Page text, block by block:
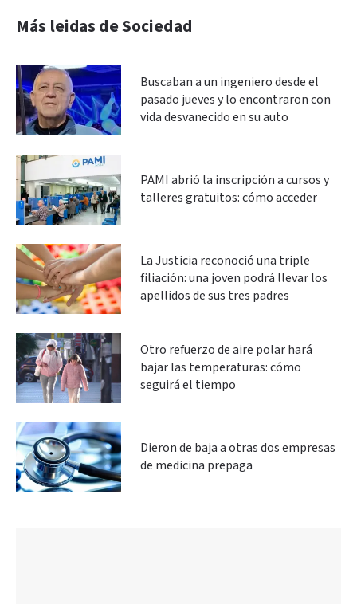
Más leidas de Sociedad
Buscaban a un ingeniero desde el
pasado jueves y lo encontraron con
vida desvanecido en su auto
PAMI abrió la inscripción a cursos y
talleres gratuitos: cómo acceder
La Justicia reconoció una triple
filiación: una joven podrá llevar los
apellidos de sus tres padres
Otro refuerzo de aire polar hará
bajar las temperaturas: cómo
seguirá el tiempo
Dieron de baja a otras dos empresas
de medicina prepaga